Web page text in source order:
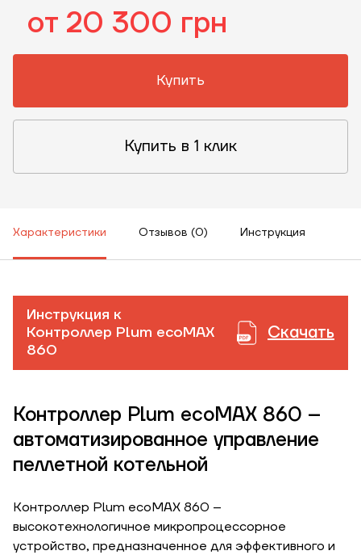
от 20 300 грн
Купить
Купить в 1 клик
Характеристики Отзывов (0) Инструкция
Инструкция к
Контроллер Plum ecoMAX
860
Скачать
Контроллер Plum ecoMAX 860 –
автоматизированное управление
пеллетной котельной
Контроллер Plum ecoMAX 860 –
высокотехнологичное микропроцессорное
устройство, предназначенное для эффективного и
Высота, м
Обратный звонок
Корзина